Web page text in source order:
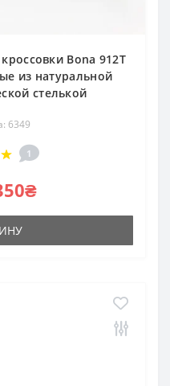
Bona 912T
из натуральной
стелькой
6349
1